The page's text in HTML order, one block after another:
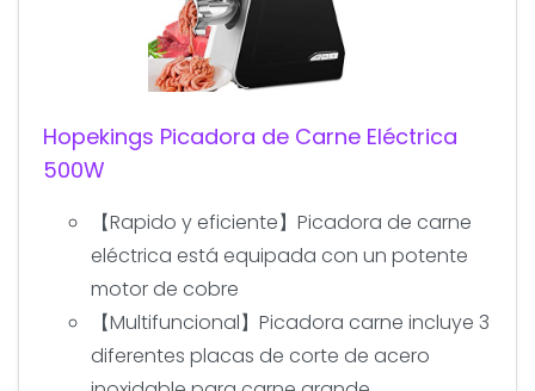
Hopekings Picadora de Carne Eléctrica
500W
【Rapido y eficiente】Picadora de carne
eléctrica está equipada con un potente
motor de cobre
【Multifuncional】Picadora carne incluye 3
diferentes placas de corte de acero